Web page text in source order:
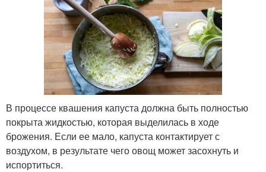
В процессе квашения капуста должна быть полностью
покрыта жидкостью, которая выделилась в ходе
брожения. Если ее мало, капуста контактирует с
воздухом, в результате чего овощ может засохнуть и
испортиться.